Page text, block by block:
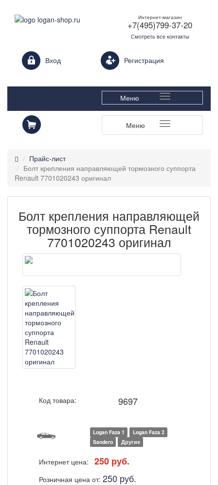
Интернет-магазин
+7(495)799-37-20
Смотреть все контакты
Вход Login form Регистрация
Меню
Меню
Прайс-лист
Болт крепления направляющей тормозного суппорта
Renault 7701020243 оригинал
Болт крепления направляющей
тормозного суппорта Renault
7701020243 оригинал
Код товара: 9697
Logan Faza 1
Logan Faza 2
Sandero
Другие
Интернет цена: 250 руб.
Розничная цена от: 250 руб.